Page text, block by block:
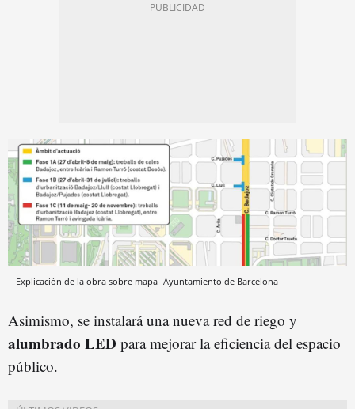
Explicación de la obra sobre mapa Ayuntamiento de Barcelona
Asimismo, se instalará una nueva red de riego y
alumbrado LED para mejorar la eficiencia del espacio
público.